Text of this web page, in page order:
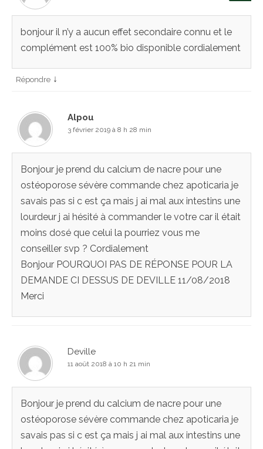
bonjour il n’y a aucun effet secondaire connu et le
complément est 100% bio disponible cordialement
Répondre ↓
Alpou
3 février 2019 à 8 h 28 min
Bonjour je prend du calcium de nacre pour une
ostéoporose sévère commande chez apoticaria je
savais pas si c est ça mais j ai mal aux intestins une
lourdeur j ai hésité à commander le votre car il était
moins dosé que celui la pourriez vous me
conseiller svp ? Cordialement
Bonjour POURQUOI PAS DE RÉPONSE POUR LA
DEMANDE CI DESSUS DE DEVILLE 11/08/2018
Merci
Deville
11 août 2018 à 10 h 21 min
Bonjour je prend du calcium de nacre pour une
ostéoporose sévère commande chez apoticaria je
savais pas si c est ça mais j ai mal aux intestins une